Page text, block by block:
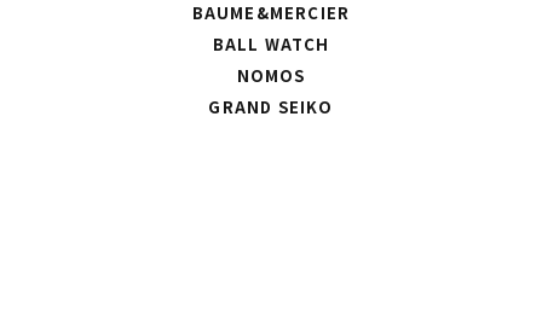
BAUME&MERCIER
BALL WATCH
NOMOS
GRAND SEIKO